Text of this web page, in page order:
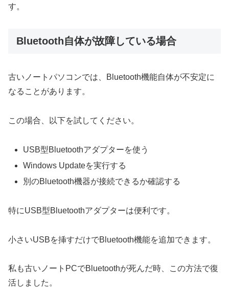
す。
Bluetooth自体が故障している場合
古いノートパソコンでは、Bluetooth機能自体が不安定に
なることがあります。
この場合、以下を試してください。
USB型Bluetoothアダプターを使う
Windows Updateを実行する
別のBluetooth機器が接続できるか確認する
特にUSB型Bluetoothアダプターは便利です。
小さいUSBを挿すだけでBluetooth機能を追加できます。
私も古いノートPCでBluetoothが死んだ時、この方法で復
活しました。